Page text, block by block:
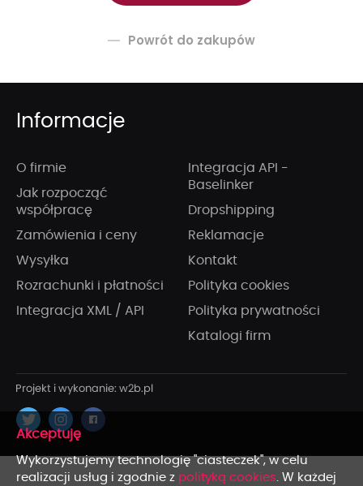
Powrót do zakupów
Informacje
O firmie
Jak rozpocząć
współpracę
Zamówienia i ceny
Wysyłka
Rozrachunki i płatności
Integracja XML / API
Integracja API -
Baselinker
Dropshipping
Reklamacje
Kontakt
Polityka cookies
Polityka prywatności
Katalogi firm
x
Wykorzystujemy technologię "ciasteczek", w celu
realizacji usług i zgodnie z polityką cookies. W każdej